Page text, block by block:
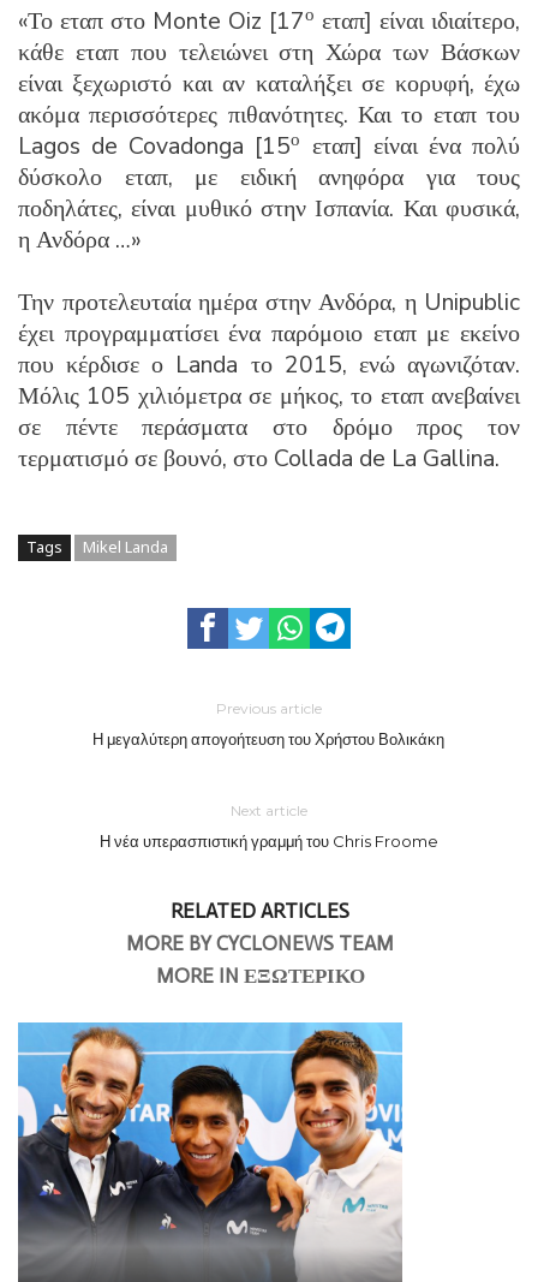
«Το εταπ στο Monte Oiz [17ο εταπ] είναι ιδιαίτερο,
κάθε εταπ που τελειώνει στη Χώρα των Βάσκων
είναι ξεχωριστό και αν καταλήξει σε κορυφή, έχω
ακόμα περισσότερες πιθανότητες. Και το εταπ του
Lagos de Covadonga [15ο εταπ] είναι ένα πολύ
δύσκολο εταπ, με ειδική ανηφόρα για τους
ποδηλάτες, είναι μυθικό στην Ισπανία. Και φυσικά,
η Ανδόρα …»
Την προτελευταία ημέρα στην Ανδόρα, η Unipublic
έχει προγραμματίσει ένα παρόμοιο εταπ με εκείνο
που κέρδισε ο Landa το 2015, ενώ αγωνιζόταν.
Μόλις 105 χιλιόμετρα σε μήκος, το εταπ ανεβαίνει
σε πέντε περάσματα στο δρόμο προς τον
τερματισμό σε βουνό, στο Collada de La Gallina.
Tags Mikel Landa
Previous article
Η μεγαλύτερη απογοήτευση του Χρήστου Βολικάκη
Next article
Η νέα υπερασπιστική γραμμή του Chris Froome
RELATED ARTICLES
MORE BY CYCLONEWS TEAM
MORE IN ΕΞΩΤΕΡΙΚΟ